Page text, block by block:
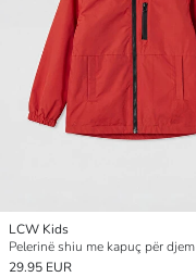
LCW Kids
Pelerinë shiu me kapuç për djem
29.95 EUR